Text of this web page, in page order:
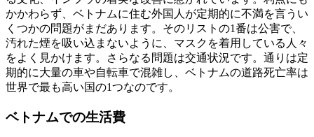
かかわらず、ベトナムに住む外国人が定期的に不満を言うい
くつかの問題がまだあります。そのリストの1番は公害で、
汚れた煙を吸い込まないように、マスクを着用している人々
をよく見かけます。さらなる問題は交通状況です。通りは定
期的に大量の車や自転車で混雑し、ベトナムの道路死亡率は
世界で最も高い国の1つなのです。
ベトナムでの生活費